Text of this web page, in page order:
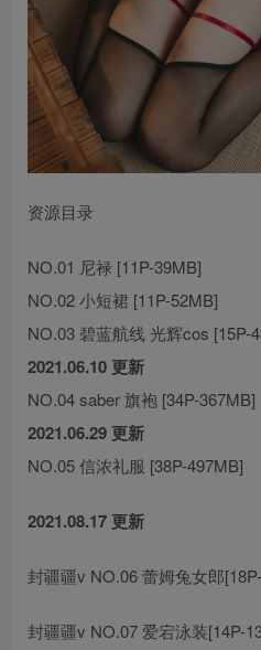
资源目录
NO.01 尼禄 [11P-39MB]
NO.02 小短裙 [11P-52MB]
NO.03 碧蓝航线 光辉cos [15P-
2021.06.10 更新
NO.04 saber 旗袍 [34P-367MB]
2021.06.29 更新
NO.05 信浓礼服 [38P-497MB]
2021.08.17 更新
封疆疆v NO.06 蕾姆兔女郎
封疆疆v NO.07 爱宕泳装[14P-